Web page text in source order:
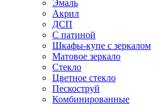
Эмаль
Акрил
ДСП
С патиной
Шкафы-купе с зеркалом
Матовое зеркало
Стекло
Цветное стекло
Пескоструй
Комбинированные